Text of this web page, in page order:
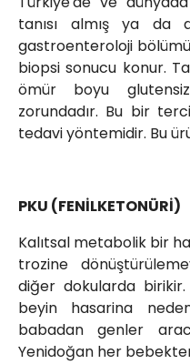
tanısı almış ya da
gastroenteroloji
biopsi sonucu konur.
ömür boyu
zorundadır. Bu bir
tedavi yöntemidir. Bu
PKU (FENİLKETONÜRİ)
Kalıtsal metabolik bir
trozine
diğer dokularda
beyin hasarina
babadan genler
Yenidoğan her